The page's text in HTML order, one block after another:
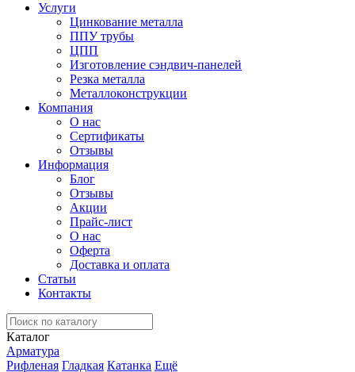
Услуги
Цинкование металла
ППУ трубы
ЦПП
Изготовление сэндвич-панелей
Резка металла
Металлоконструкции
Компания
О нас
Сертификаты
Отзывы
Информация
Блог
Отзывы
Акции
Прайс-лист
О нас
Оферта
Доставка и оплата
Статьи
Контакты
Каталог
Арматура
Рифленая Гладкая Катанка Ещё